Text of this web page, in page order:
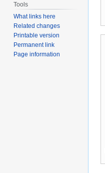
Tools
What links here
Related changes
Printable version
Permanent link
Page information